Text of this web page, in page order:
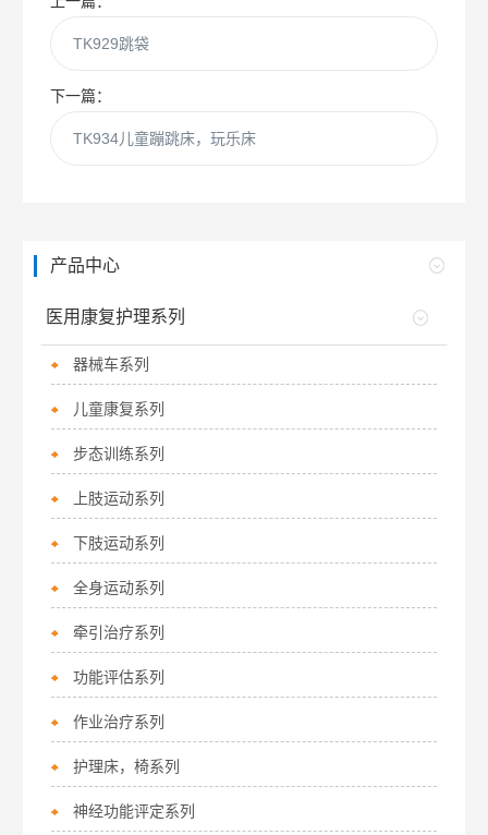
TK929跳袋
下一篇：
TK934儿童蹦跳床，玩乐床
产品中心
医用康复护理系列
器械车系列
儿童康复系列
步态训练系列
上肢运动系列
下肢运动系列
全身运动系列
牵引治疗系列
功能评估系列
作业治疗系列
护理床，椅系列
神经功能评定系列